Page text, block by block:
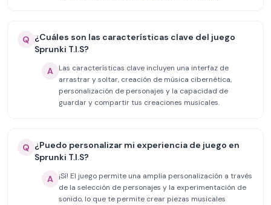
Q ¿Cuáles son las características clave del juego
Sprunki T.I.S?
A
Las características clave incluyen una interfaz de
arrastrar y soltar, creación de música cibernética,
personalización de personajes y la capacidad de
guardar y compartir tus creaciones musicales.
Q ¿Puedo personalizar mi experiencia de juego en
Sprunki T.I.S?
A
¡Sí! El juego permite una amplia personalización a través
de la selección de personajes y la experimentación de
sonido, lo que te permite crear piezas musicales